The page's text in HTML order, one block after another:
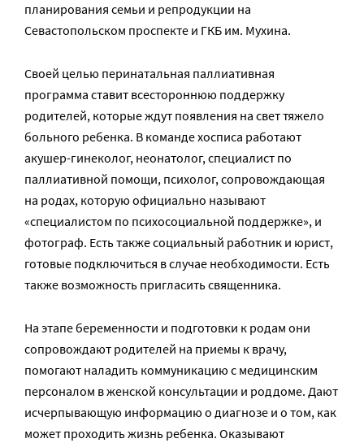
планирования семьи и репродукции на
Севастопольском проспекте и ГКБ им. Мухина.
Своей целью перинатальная паллиативная
программа ставит всестороннюю поддержку
родителей, которые ждут появления на свет тяжело
больного ребенка. В команде хосписа работают
акушер-гинеколог, неонатолог, специалист по
паллиативной помощи, психолог, сопровождающая
на родах, которую официально называют
«специалистом по психосоциальной поддержке», и
фотограф. Есть также социальный работник и юрист,
готовые подключиться в случае необходимости. Есть
также возможность пригласить священника.
На этапе беременности и подготовки к родам они
сопровождают родителей на приемы к врачу,
помогают наладить коммуникацию с медицинским
персоналом в женской консультации и роддоме. Дают
исчерпывающую информацию о диагнозе и о том, как
может проходить жизнь ребенка. Оказывают